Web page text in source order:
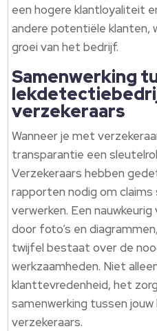
een hogere klantloyaliteit
andere potentiële klanten,
groei van het bedrijf.
Samenwerking
verzekeraars
Wanneer je met
transparantie een
Verzekeraars hebben
rapporten nodig om
verwerken. Een
door foto’s en
twijfel bestaat over de
werkzaamheden. Niet
klanttevredenheid, het
samenwerking tussen
verzekeraars.